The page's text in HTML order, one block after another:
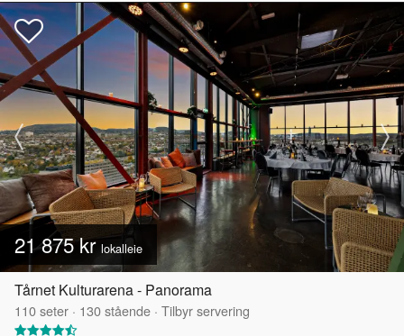
21 875 krlokalleie
Tårnet Kulturarena - Panorama
110seter · 130stående · Tilbyr servering